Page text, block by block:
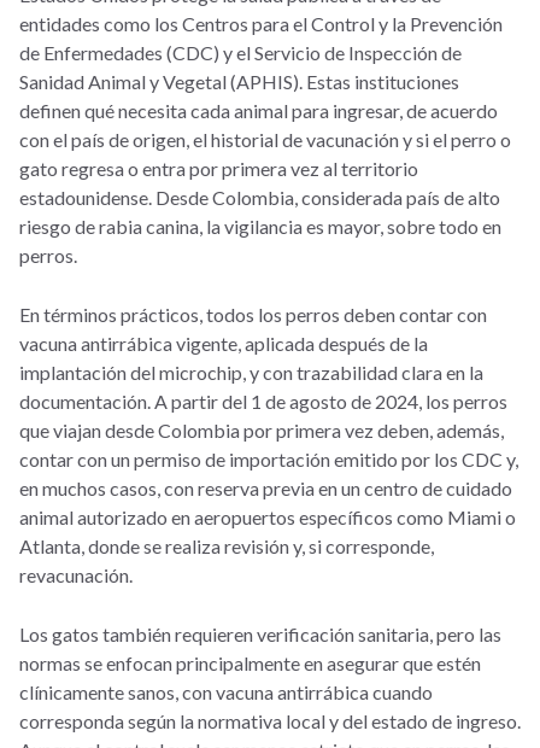
entidades como los Centros para el Control y la Prevención
de Enfermedades (CDC) y el Servicio de Inspección de
Sanidad Animal y Vegetal (APHIS). Estas instituciones
definen qué necesita cada animal para ingresar, de acuerdo
con el país de origen, el historial de vacunación y si el perro o
gato regresa o entra por primera vez al territorio
estadounidense. Desde Colombia, considerada país de alto
riesgo de rabia canina, la vigilancia es mayor, sobre todo en
perros.
En términos prácticos, todos los perros deben contar con
vacuna antirrábica vigente, aplicada después de la
implantación del microchip, y con trazabilidad clara en la
documentación. A partir del 1 de agosto de 2024, los perros
que viajan desde Colombia por primera vez deben, además,
contar con un permiso de importación emitido por los CDC y,
en muchos casos, con reserva previa en un centro de cuidado
animal autorizado en aeropuertos específicos como Miami o
Atlanta, donde se realiza revisión y, si corresponde,
revacunación.
Los gatos también requieren verificación sanitaria, pero las
normas se enfocan principalmente en asegurar que estén
clínicamente sanos, con vacuna antirrábica cuando
corresponda según la normativa local y del estado de ingreso.